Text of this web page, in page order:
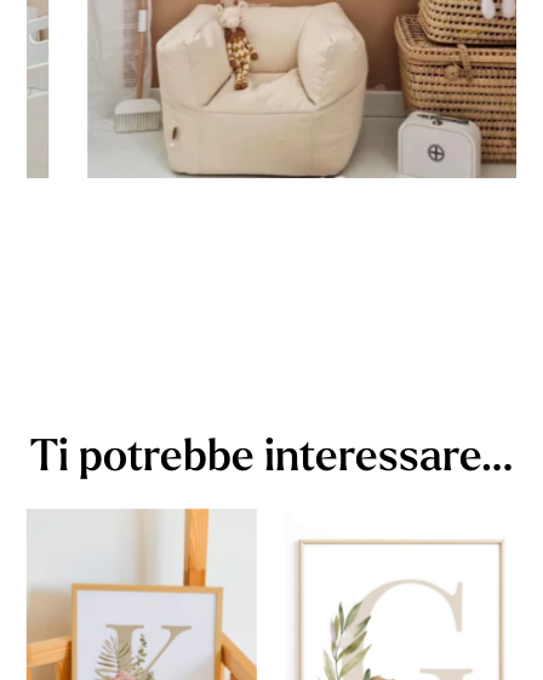
Ti potrebbe interessare…